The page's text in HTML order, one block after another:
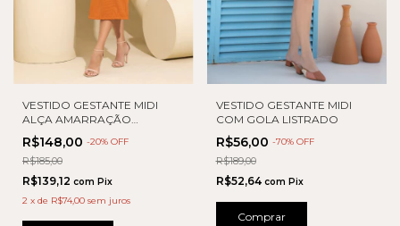
VESTIDO GESTANTE MIDI
ALÇA AMARRAÇÃO
FRONTAL COM FENDA
R$148,00 -20% OFF
R$185,00
R$139,12 com Pix
2 x de R$74,00 sem juros
VESTIDO GESTANTE MIDI
COM GOLA LISTRADO
R$56,00 -70% OFF
R$189,00
R$52,64 com Pix
Comprar